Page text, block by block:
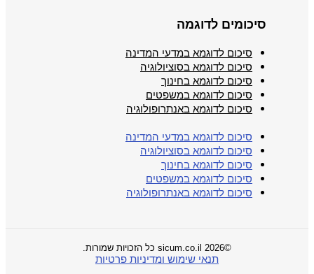
סיכומים לדוגמה
סיכום לדוגמא במדעי המדינה
סיכום לדוגמא בסוציולוגיה
סיכום לדוגמא בחינוך
סיכום לדוגמא במשפטים
סיכום לדוגמא באנתרופולוגיה
סיכום לדוגמא במדעי המדינה
סיכום לדוגמא בסוציולוגיה
סיכום לדוגמא בחינוך
סיכום לדוגמא במשפטים
סיכום לדוגמא באנתרופולוגיה
©2026 sicum.co.il כל הזכויות שמורות.
תנאי שימוש ומדיניות פרטיות